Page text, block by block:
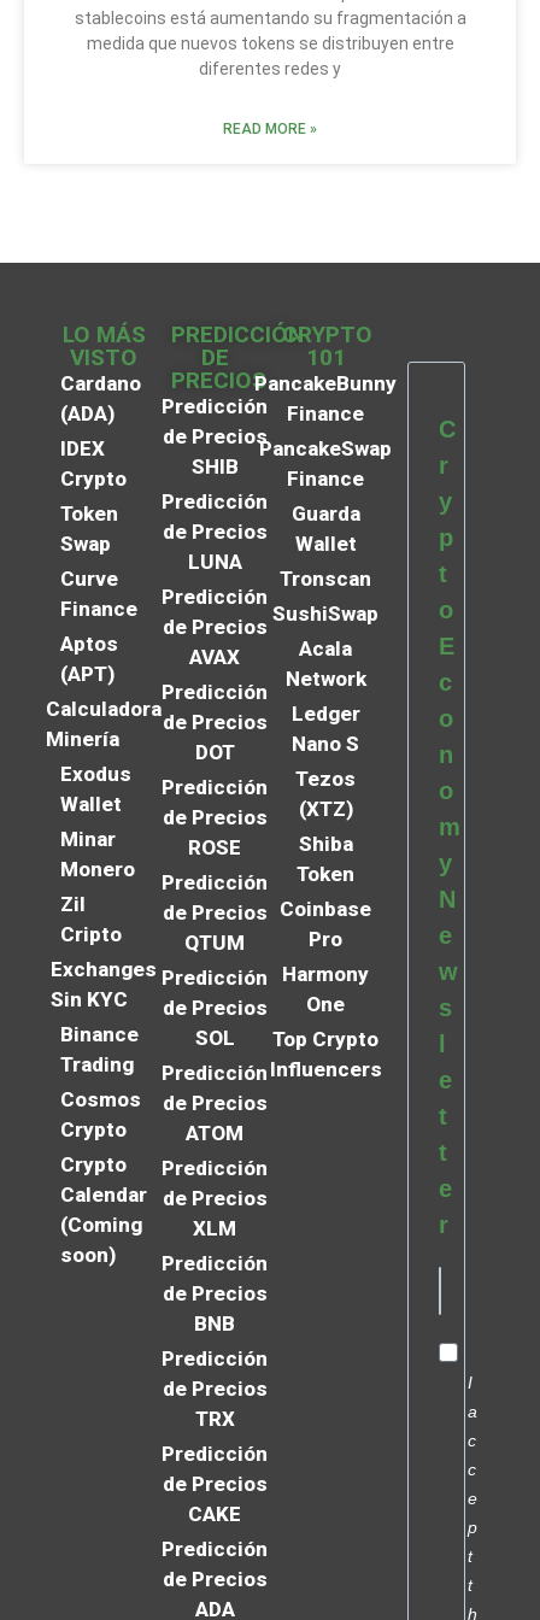
stablecoins está aumentando su fragmentación a
medida que nuevos tokens se distribuyen entre
diferentes redes y
READ MORE »
LO MÁS
VISTO
Cardano
(ADA)
IDEX
Crypto
Token
Swap
Curve
Finance
Aptos
(APT)
Calculadora
Minería
Exodus
Wallet
Minar
Monero
Zil
Cripto
Exchanges
Sin KYC
Binance
Trading
Cosmos
Crypto
Crypto
Calendar
(Coming
soon)
PREDICCIÓN
DE
PRECIOS
Predicción
de Precios
SHIB
Predicción
de Precios
LUNA
Predicción
de Precios
AVAX
Predicción
de Precios
DOT
Predicción
de Precios
ROSE
Predicción
de Precios
QTUM
Predicción
de Precios
SOL
Predicción
de Precios
ATOM
Predicción
de Precios
XLM
Predicción
de Precios
BNB
Predicción
de Precios
TRX
Predicción
de Precios
CAKE
Predicción
de Precios
ADA
CRYPTO
101
PancakeBunny
Finance
PancakeSwap
Finance
Guarda
Wallet
Tronscan
SushiSwap
Acala
Network
Ledger
Nano S
Tezos
(XTZ)
Shiba
Token
Coinbase
Pro
Harmony
One
Top Crypto
Influencers
C
r
y
p
t
o
E
c
o
n
o
m
y
N
e
w
s
e
t
t
e
r
I
a
c
c
e
p
t
t
h